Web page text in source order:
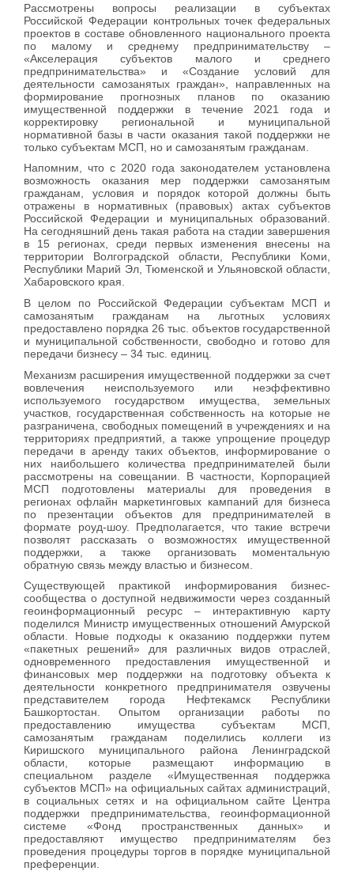
Рассмотрены вопросы реализации в субъектах
Российской Федерации контрольных точек федеральных
проектов в составе обновленного национального проекта
по малому и среднему предпринимательству –
«Акселерация субъектов малого и среднего
предпринимательства» и «Создание условий для
деятельности самозанятых граждан», направленных на
формирование прогнозных планов по оказанию
имущественной поддержки в течение 2021 года и
корректировку региональной и муниципальной
нормативной базы в части оказания такой поддержки не
только субъектам МСП, но и самозанятым гражданам.
Напомним, что с 2020 года законодателем установлена
возможность оказания мер поддержки самозанятым
гражданам, условия и порядок которой должны быть
отражены в нормативных (правовых) актах субъектов
Российской Федерации и муниципальных образований.
На сегодняшний день такая работа на стадии завершения
в 15 регионах, среди первых изменения внесены на
территории Волгоградской области, Республики Коми,
Республики Марий Эл, Тюменской и Ульяновской области,
Хабаровского края.
В целом по Российской Федерации субъектам МСП и
самозанятым гражданам на льготных условиях
предоставлено порядка 26 тыс. объектов государственной
и муниципальной собственности, свободно и готово для
передачи бизнесу – 34 тыс. единиц.
Механизм расширения имущественной поддержки за счет
вовлечения неиспользуемого или неэффективно
используемого государством имущества, земельных
участков, государственная собственность на которые не
разграничена, свободных помещений в учреждениях и на
территориях предприятий, а также упрощение процедур
передачи в аренду таких объектов, информирование о
них наибольшего количества предпринимателей были
рассмотрены на совещании. В частности, Корпорацией
МСП подготовлены материалы для проведения в
регионах офлайн маркетинговых кампаний для бизнеса
по презентации объектов для предпринимателей в
формате роуд-шоу. Предполагается, что такие встречи
позволят рассказать о возможностях имущественной
поддержки, а также организовать моментальную
обратную связь между властью и бизнесом.
Существующей практикой информирования бизнес-
сообщества о доступной недвижимости через созданный
геоинформационный ресурс – интерактивную карту
поделился Министр имущественных отношений Амурской
области. Новые подходы к оказанию поддержки путем
«пакетных решений» для различных видов отраслей,
одновременного предоставления имущественной и
финансовых мер поддержки на подготовку объекта к
деятельности конкретного предпринимателя озвучены
представителем города Нефтекамск Республики
Башкортостан. Опытом организации работы по
предоставлению имущества субъектам МСП,
самозанятым гражданам поделились коллеги из
Киришского муниципального района Ленинградской
области, которые размещают информацию в
специальном разделе «Имущественная поддержка
субъектов МСП» на официальных сайтах администраций,
в социальных сетях и на официальном сайте Центра
поддержки предпринимательства, геоинформационной
системе «Фонд пространственных данных» и
предоставляют имущество предпринимателям без
проведения процедуры торгов в порядке муниципальной
преференции.